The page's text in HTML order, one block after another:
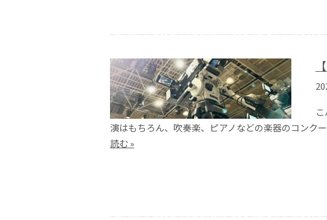
演はもちろん、吹奏楽、ピアノなどの楽器のコンク
読む »